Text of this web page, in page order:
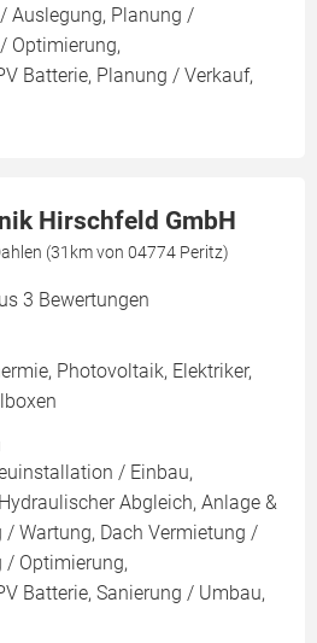
Auslegung, Planung /
Optimierung,
Batterie, Planung / Verkauf,
Hirschfeld GmbH
(31km von 04774 Peritz)
3 Bewertungen
Photovoltaik, Elektriker,
/ Einbau,
Abgleich, Anlage &
Wartung, Dach Vermietung /
/ Optimierung,
Batterie, Sanierung / Umbau,